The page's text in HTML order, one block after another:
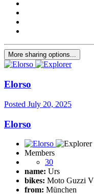
More sharing options...
Elorso
Posted July 20, 2025
Elorso
Members
30
name: Urs
bikes: Moto Guzzi
from: München